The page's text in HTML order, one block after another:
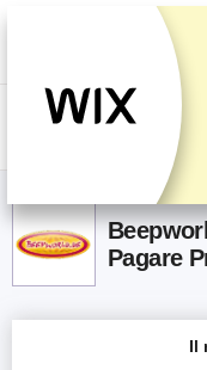
Classifichiamo i fornitori in
anche in considerazione la
gli stessi fornitori. Questa
Pagare
Il